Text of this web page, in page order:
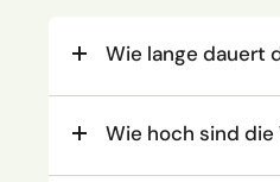
Wie lange dauert
Wie hoch sind